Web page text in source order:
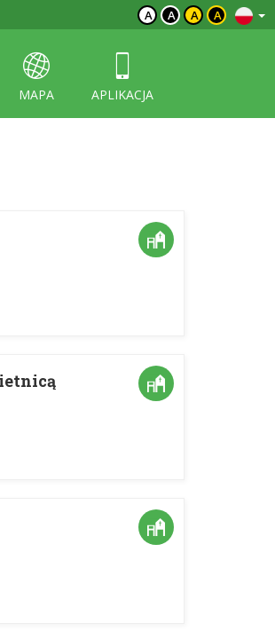
A A A A
MAPA
APLIKACJA